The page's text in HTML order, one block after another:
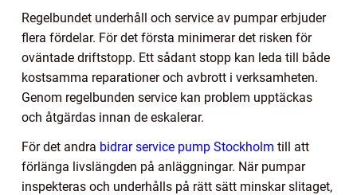
Regelbundet underhåll och service av pumpar erbjuder
flera fördelar. För det första minimerar det risken för
oväntade driftstopp. Ett sådant stopp kan leda till både
kostsamma reparationer och avbrott i verksamheten.
Genom regelbunden service kan problem upptäckas
och åtgärdas innan de eskalerar.
För det andra bidrar service pump Stockholm till att
förlänga livslängden på anläggningar. När pumpar
inspekteras och underhålls på rätt sätt minskar slitaget,